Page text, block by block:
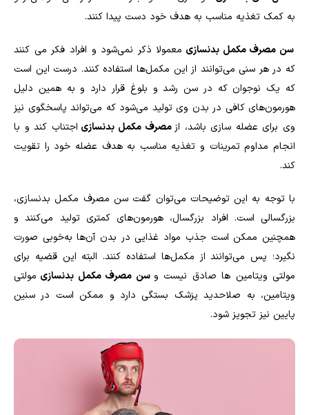
به کمک تغذیه مناسب به هدف خود دست پیدا کنند.
سن مصرف مکمل بدنسازی معمولا ذکر نمی‌شود و افراد فکر می کنند
که در هر سنی می‌توانند از این مکمل‌ها استفاده کنند. درست این است
که یک نوجوان که در سن رشد و بلوغ قرار دارد و به همین دلیل
هورمون‌های کافی در بدن وی تولید می‌شود که می‌تواند پاسخگوی نیز
وی برای عضله سازی باشد، از مصرف مکمل بدنسازی اجتناب کند و با
انجام مداوم تمرینات و تغذیه مناسب به هدف عضله خود را تقویت
کند.
با توجه به این توضیحات می‌توان گفت سن مصرف مکمل بدنسازی،
بزرگسالی است. افراد بزرگسال، هورمون‌های کمتری تولید می‌کنند و
همچنین ممکن است جذب مواد غذایی در بدن آن‌ها به‌خوبی صورت
نگیرد؛ پس می‌توانند از مکمل‌ها استفاده کنند. البته این قضیه برای
مولتی ویتامین ها صادق نیست و سن مصرف مکمل بدنسازی مولتی
ویتامین، به صلاحدید پزشک بستگی دارد و ممکن است در سنین
پایین نیز تجویز شود.